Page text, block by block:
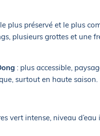
plus préservé et le plus
plusieurs grottes et une
: plus accessible,
surtout en haute saison.
vert intense, niveau